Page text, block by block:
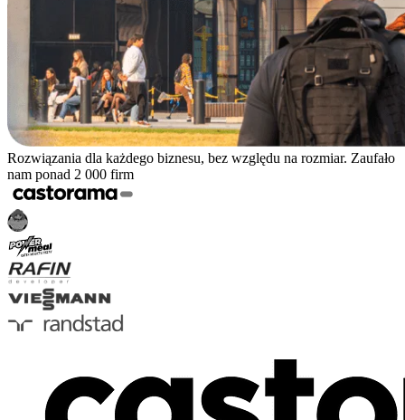
Rozwiązania dla każdego biznesu, bez względu na rozmiar. Zaufało
nam ponad 2 000 firm